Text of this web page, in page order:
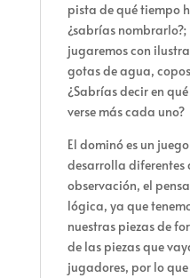
pista de qué tiempo
¿sabrías
jugaremos con
gotas de agua,
¿Sabrías decir en
verse más cada uno?
El dominó es un
desarrolla diferentes
observación, el
lógica, ya que
nuestras piezas de
de las piezas que
jugadores, por lo